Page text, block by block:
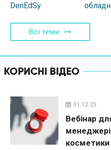
DenEdSy
Всі теми
КОРИСНІ ВІДЕО
01.12.25
Вебінар
косметики